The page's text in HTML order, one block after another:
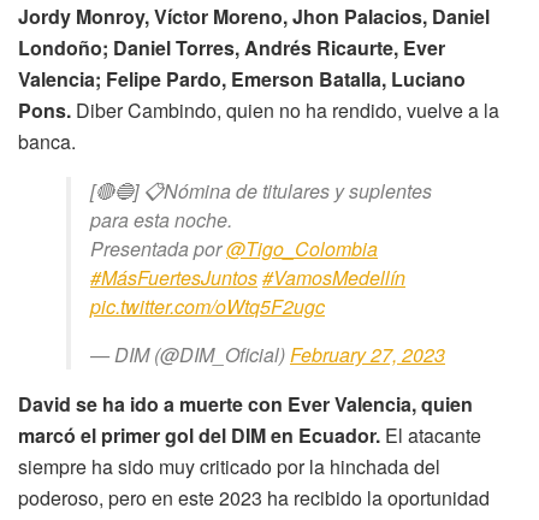
Jordy Monroy, Víctor Moreno, Jhon Palacios, Daniel
Londoño; Daniel Torres, Andrés Ricaurte, Ever
Valencia; Felipe Pardo, Emerson Batalla, Luciano
Pons. Diber Cambindo, quien no ha rendido, vuelve a la
banca.
[🔴🔵] 📋Nómina de titulares y suplentes
para esta noche.
Presentada por@Tigo_Colombia
#MásFuertesJuntos#VamosMedellín
pic.twitter.com/oWtq5F2ugc
— DIM (@DIM_Oficial)February 27, 2023
David se ha ido a muerte con Ever Valencia, quien
marcó el primer gol del DIM en Ecuador. El atacante
siempre ha sido muy criticado por la hinchada del
poderoso, pero en este 2023 ha recibido la oportunidad